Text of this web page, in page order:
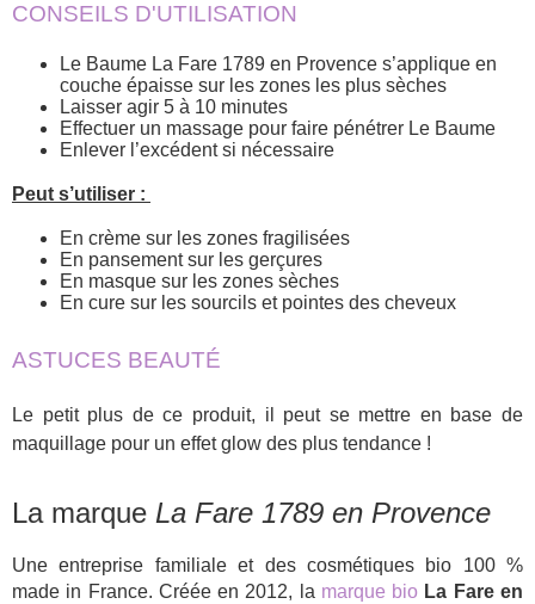
CONSEILS D'UTILISATION
Le Baume La Fare 1789 en Provence s’applique en
couche épaisse sur les zones les plus sèches
Laisser agir 5 à 10 minutes
Effectuer un massage pour faire pénétrer Le Baume
Enlever l’excédent si nécessaire
Peut s’utiliser :
En crème sur les zones fragilisées
En pansement sur les gerçures
En masque sur les zones sèches
En cure sur les sourcils et pointes des cheveux
ASTUCES BEAUTÉ
Le petit plus de ce produit, il peut se mettre en base de
maquillage pour un effet glow des plus tendance !
La marque La Fare 1789 en Provence
Une entreprise familiale et des cosmétiques bio 100 %
made in France. Créée en 2012, la marque bio La Fare en